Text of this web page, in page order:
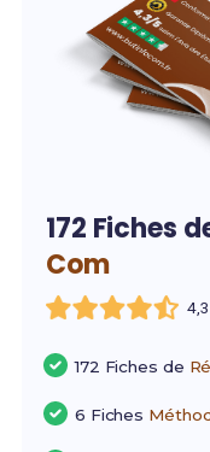
172 Fiches
Com
172 Fiches de
6 Fiches